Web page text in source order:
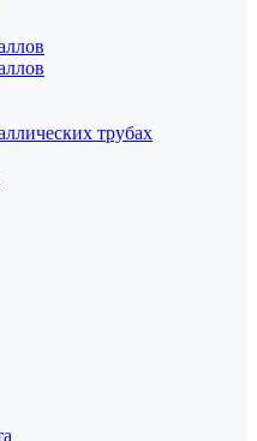
трубах